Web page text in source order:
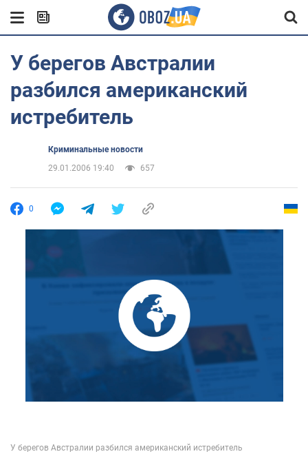
У берегов Австралии
разбился американский
истребитель
Криминальные новости
29.01.2006 19:40
657
0